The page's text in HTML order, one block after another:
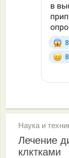
Наука и
Лечение
клктками